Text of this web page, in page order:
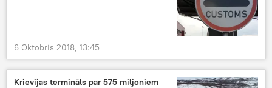
6 Oktobris 2018, 13:45
Krievijas termināls par 575 miljoniem